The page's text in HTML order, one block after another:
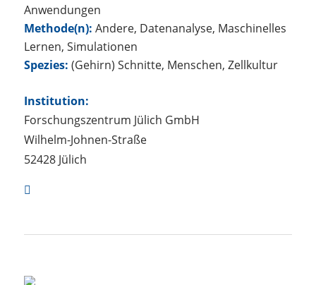
Anwendungen
Methode(n): Andere, Datenanalyse, Maschinelles
Lernen, Simulationen
Spezies: (Gehirn) Schnitte, Menschen, Zellkultur
Institution:
Forschungszentrum Jülich GmbH
Wilhelm-Johnen-Straße
52428 Jülich